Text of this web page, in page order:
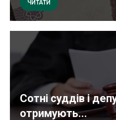
ЧИТАТИ
Сотні суддів і
отримують...